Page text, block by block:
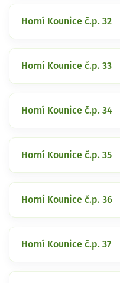
Horní Kounice č.p. 32
Horní Kounice č.p. 33
Horní Kounice č.p. 34
Horní Kounice č.p. 35
Horní Kounice č.p. 36
Horní Kounice č.p. 37